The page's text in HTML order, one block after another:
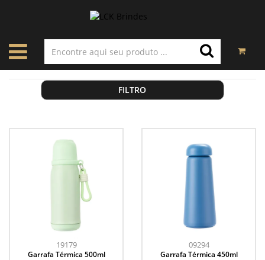
FILTRO
19179
Garrafa Térmica 500ml
09294
Garrafa Térmica 450ml